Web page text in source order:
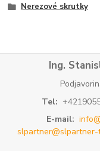
Nerezové skrutky
Ing.
Tel:
E-mail:
slpartner@slpartner-